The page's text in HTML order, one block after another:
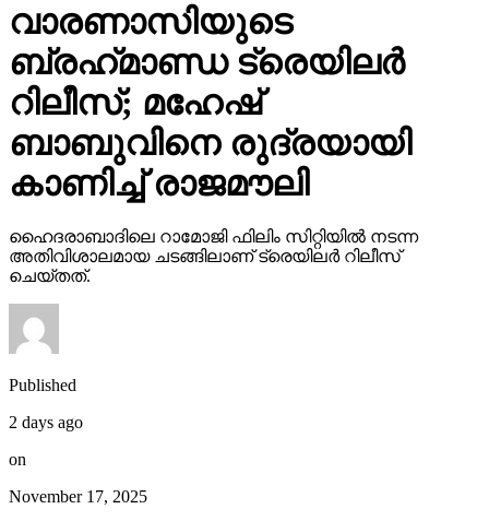
വാരണാസിയുടെ
ബ്രഹ്‌മാണ്ഡ ട്രെയിലര്‍
റിലീസ്; മഹേഷ്
ബാബുവിനെ രുദ്രയായി
കാണിച്ച് രാജമൗലി
ഹൈദരാബാദിലെ റാമോജി ഫിലിം സിറ്റിയില്‍ നടന്ന
അതിവിശാലമായ ചടങ്ങിലാണ് ട്രെയിലര്‍ റിലീസ്
ചെയ്തത്.
Published
2 days ago
on
November 17, 2025